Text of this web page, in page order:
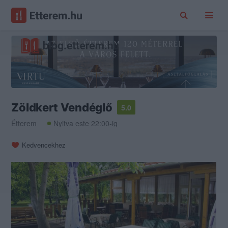
Zöldkert Vendéglő
5.0
Étterem
Nyitva este 22:00-ig
Kedvencekhez